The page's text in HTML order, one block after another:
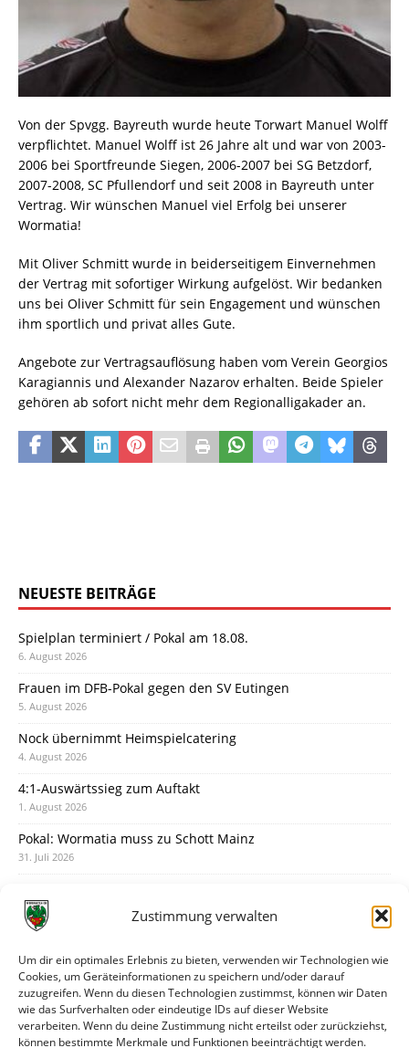
Zustimmung verwalten
Um dir ein optimales Erlebnis zu bieten, verwenden wir Technologien wie
Cookies, um Geräteinformationen zu speichern und/oder darauf
zuzugreifen. Wenn du diesen Technologien zustimmst, können wir Daten
wie das Surfverhalten oder eindeutige IDs auf dieser Website
verarbeiten. Wenn du deine Zustimmung nicht erteilst oder zurückziehst,
können bestimmte Merkmale und Funktionen beeinträchtigt werden.
Von der Spvgg. Bayreuth wurde heute Torwart Manuel Wolff
verpflichtet. Manuel Wolff ist 26 Jahre alt und war von 2003-
2006 bei Sportfreunde Siegen, 2006-2007 bei SG Betzdorf,
2007-2008, SC Pfullendorf und seit 2008 in Bayreuth unter
Vertrag. Wir wünschen Manuel viel Erfolg bei unserer
Wormatia!
Mit Oliver Schmitt wurde in beiderseitigem Einvernehmen
der Vertrag mit sofortiger Wirkung aufgelöst. Wir bedanken
uns bei Oliver Schmitt für sein Engagement und wünschen
ihm sportlich und privat alles Gute.
Angebote zur Vertragsauflösung haben vom Verein Georgios
Karagiannis und Alexander Nazarov erhalten. Beide Spieler
gehören ab sofort nicht mehr dem Regionalligakader an.
NEUESTE BEITRÄGE
Spielplan terminiert / Pokal am 18.08.
6. August 2026
Frauen im DFB-Pokal gegen den SV Eutingen
5. August 2026
Nock übernimmt Heimspielcatering
4. August 2026
4:1-Auswärtssieg zum Auftakt
1. August 2026
Pokal: Wormatia muss zu Schott Mainz
31. Juli 2026
30. Juli 2026
28. Juli 2026
Neuer Rückensponsor
28. Juli 2026
Neue Podcast-Folge: So tickt Björn!